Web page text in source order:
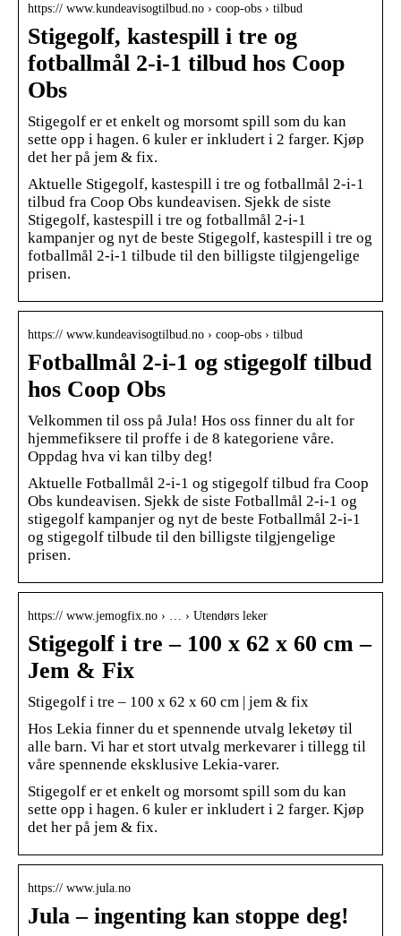
https:// www.kundeavisogtilbud.no › coop-obs › tilbud
Stigegolf, kastespill i tre og
fotballmål 2-i-1 tilbud hos Coop
Obs
Stigegolf er et enkelt og morsomt spill som du kan
sette opp i hagen. 6 kuler er inkludert i 2 farger. Kjøp
det her på jem & fix.
Aktuelle Stigegolf, kastespill i tre og fotballmål 2-i-1
tilbud fra Coop Obs kundeavisen. Sjekk de siste
Stigegolf, kastespill i tre og fotballmål 2-i-1
kampanjer og nyt de beste Stigegolf, kastespill i tre og
fotballmål 2-i-1 tilbude til den billigste tilgjengelige
prisen.
https:// www.kundeavisogtilbud.no › coop-obs › tilbud
Fotballmål 2-i-1 og stigegolf tilbud
hos Coop Obs
Velkommen til oss på Jula! Hos oss finner du alt for
hjemmefiksere til proffe i de 8 kategoriene våre.
Oppdag hva vi kan tilby deg!
Aktuelle Fotballmål 2-i-1 og stigegolf tilbud fra Coop
Obs kundeavisen. Sjekk de siste Fotballmål 2-i-1 og
stigegolf kampanjer og nyt de beste Fotballmål 2-i-1
og stigegolf tilbude til den billigste tilgjengelige
prisen.
https:// www.jemogfix.no › … › Utendørs leker
Stigegolf i tre – 100 x 62 x 60 cm –
Jem & Fix
Stigegolf i tre – 100 x 62 x 60 cm | jem & fix
Hos Lekia finner du et spennende utvalg leketøy til
alle barn. Vi har et stort utvalg merkevarer i tillegg til
våre spennende eksklusive Lekia-varer.
Stigegolf er et enkelt og morsomt spill som du kan
sette opp i hagen. 6 kuler er inkludert i 2 farger. Kjøp
det her på jem & fix.
https:// www.jula.no
Jula – ingenting kan stoppe deg!